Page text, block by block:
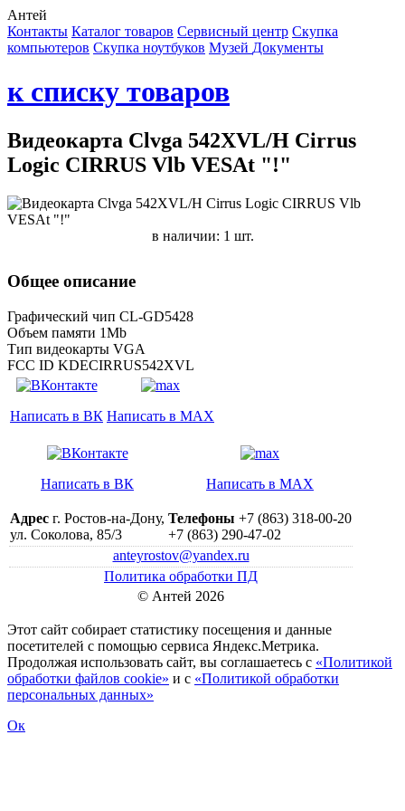
Антей
Контакты Каталог товаров Сервисный центр Cкупка
компьютеров Cкупка ноутбуков Музей Документы
к списку товаров
Видеокарта Clvga 542XVL/H Cirrus
Logic CIRRUS Vlb VESAt "!"
в наличии: 1 шт.
Общее описание
Графический чип CL-GD5428
Объем памяти 1Mb
Тип видеокарты VGA
FCC ID KDECIRRUS542XVL
Написать в ВК Написать в MAX
Написать в ВК Написать в MAX
Адрес г. Ростов-на-Дону,
ул. Соколова, 85/3
Телефоны +7 (863) 318-00-20
+7 (863) 290-47-02
anteyrostov@yandex.ru
Политика обработки ПД
© Антей 2026
Этот сайт собирает статистику посещения и данные
посетителей c помощью сервиса Яндекс.Метрика.
Продолжая использовать сайт, вы соглашаетесь с «Политикой
обработки файлов cookie» и с «Политикой обработки
персональных данных»
Ок